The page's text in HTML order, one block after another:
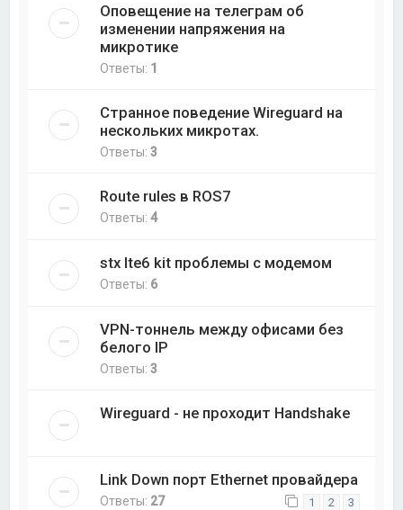
Оповещение на телеграм об
изменении напряжения на
микротике
Ответы: 1
Странное поведение Wireguard на
нескольких микротах.
Ответы:3
Route rules в ROS7
Ответы:4
stx lte6 kit проблемы с модемом
Ответы: 6
VPN-тоннель между офисами без
белого IP
Ответы:3
Wireguard - не проходит Handshake
Link Down порт Ethernet провайдера
Ответы: 27 1 2 3